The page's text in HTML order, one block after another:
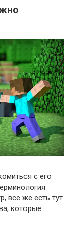
с его
все же есть тут
которые